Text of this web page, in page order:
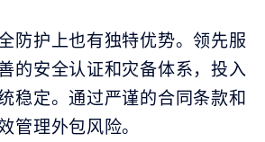
防护上也有独特优势。领先服
的安全认证和灾备体系，投入
稳定。通过严谨的合同条款和
管理外包风险。